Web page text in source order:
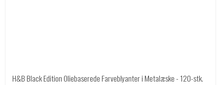
H&B Black Edition Oliebaserede Farveblyanter i Metalæske - 120-stk.